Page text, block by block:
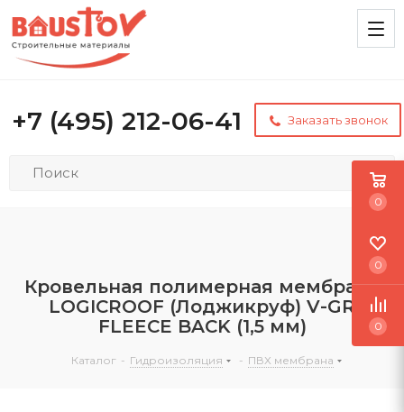
+7 (495) 212-06-41 Заказать звонок
Кровельная полимерная мембрана
LOGICROOF (Лоджикруф) V-GR
FLEECE BACK (1,5 мм)
Каталог - Гидроизоляция - ПВХ мембрана
0
0
0